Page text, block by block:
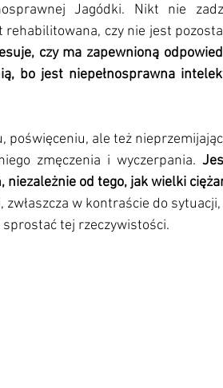
Jagódki. Nikt nie
czy ma zapewnioną
bo jest niepełnosprawna
poświęceniu, ale też
zmęczenia i wyczerpania.
niezależnie od tego, jak wielki
zwłaszcza w kontraście do
tej rzeczywistości.